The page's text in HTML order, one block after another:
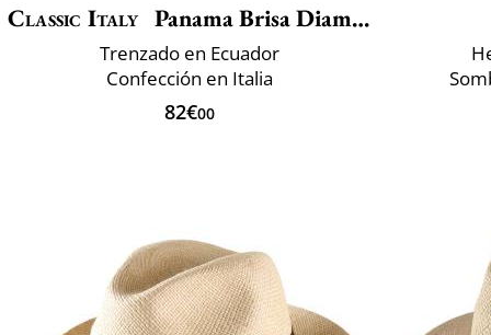
Classic Italy Panama Brisa Diamond
Trenzado en Ecuador
Confección en Italia
82€00